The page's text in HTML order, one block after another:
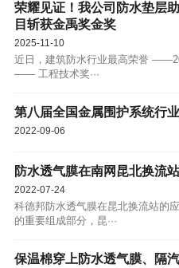
荣耀见证！我公司防水垫层
目斩获金禹奖金奖
2025-11-10
近日，建筑防水行业最高荣誉
—— 工程技术奖···
第八届全国金属围护系统行
2022-09-06
防水透气膜在南网昆北换流
2022-07-24
科德邦防水透气膜在昆北换流站的
的重要组成部分，昆···
保温棉穿上防水透气膜、隔